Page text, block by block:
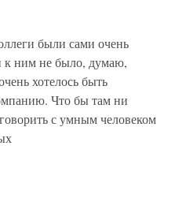
были сами очень
ним не было, думаю,
хотелось быть
Что бы там ни
с умным человеком